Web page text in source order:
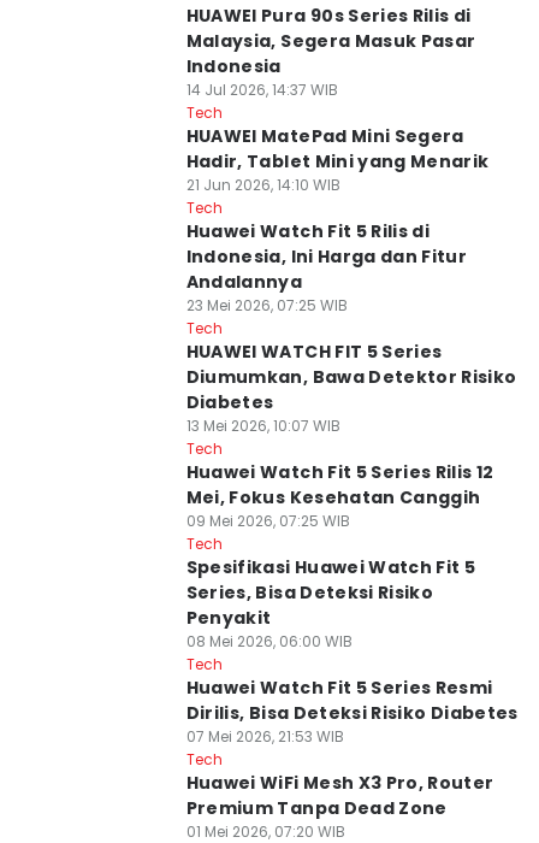
HUAWEI Pura 90s Series Rilis di
Malaysia, Segera Masuk Pasar
Indonesia
14 Jul 2026, 14:37 WIB
Tech
HUAWEI MatePad Mini Segera
Hadir, Tablet Mini yang Menarik
21 Jun 2026, 14:10 WIB
Tech
Huawei Watch Fit 5 Rilis di
Indonesia, Ini Harga dan Fitur
Andalannya
23 Mei 2026, 07:25 WIB
Tech
HUAWEI WATCH FIT 5 Series
Diumumkan, Bawa Detektor Risiko
Diabetes
13 Mei 2026, 10:07 WIB
Tech
Huawei Watch Fit 5 Series Rilis 12
Mei, Fokus Kesehatan Canggih
09 Mei 2026, 07:25 WIB
Tech
Spesifikasi Huawei Watch Fit 5
Series, Bisa Deteksi Risiko
Penyakit
08 Mei 2026, 06:00 WIB
Tech
Huawei Watch Fit 5 Series Resmi
Dirilis, Bisa Deteksi Risiko Diabetes
07 Mei 2026, 21:53 WIB
Tech
Huawei WiFi Mesh X3 Pro, Router
Premium Tanpa Dead Zone
01 Mei 2026, 07:20 WIB